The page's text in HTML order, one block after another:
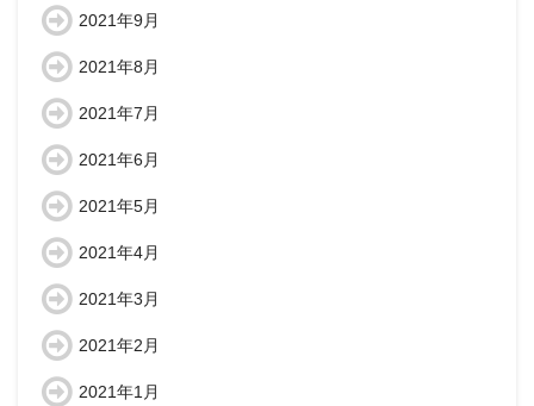
2021年9月
2021年8月
2021年7月
2021年6月
2021年5月
2021年4月
2021年3月
2021年2月
2021年1月